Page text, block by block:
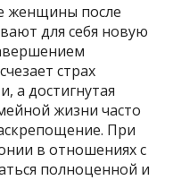
женщины после
для себя новую
страх
а достигнутая
жизни часто
При
в отношениях с
полноценной и